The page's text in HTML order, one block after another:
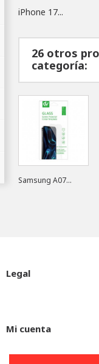
iPhone 17...
26 otros
categoría:
Samsung A07...
Legal
Mi cuenta